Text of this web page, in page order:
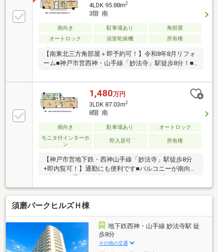
4LDK 95.88m2
3階 南
南向き 駐車場あり
角部屋
オートロック
浴室乾燥機 所有権
【南東北三方角部屋＋即予約可！】令和8年8月リフォ
ーム■神戸市営西神・山手線「妙法寺」駅徒歩8分！■
約18.9帖の広々としたLDK
1,480万円
3LDK 87.03m2
8階 南
南向き 駐車場あり
オートロック
モニタ付インターホ
ン
即入居可 所有権
【神戸市営地下鉄・西神山手線「妙法寺」駅徒歩8分
+即内覧可！】通勤にも便利です■バルコニーが南向き
■LDK15畳以上、広々とした快適スペースです
須磨パークヒルズＨ棟
地下鉄西神・山手線 妙法寺駅 徒
歩8分
その他の交通